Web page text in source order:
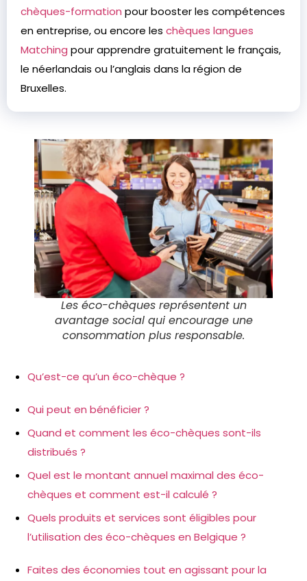
chèques-formation pour booster les compétences
en entreprise, ou encore les chèques langues
Matching pour apprendre gratuitement le français,
le néerlandais ou l’anglais dans la région de
Bruxelles.
Les éco-chèques représentent un
avantage social qui encourage une
consommation plus responsable.
Qu’est-ce qu’un éco-chèque ?
Qui peut en bénéficier ?
Quand et comment les éco-chèques sont-ils
distribués ?
Quel est le montant annuel maximal des éco-
chèques et comment est-il calculé ?
Quels produits et services sont éligibles pour
l’utilisation des éco-chèques en Belgique ?
Faites des économies tout en agissant pour la